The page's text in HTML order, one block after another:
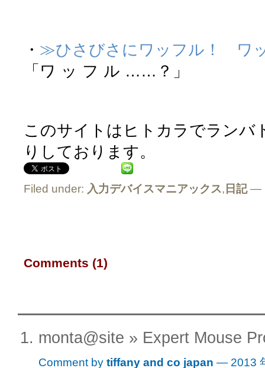
・ ≫ひさびさにワッフル！ ワ
「ワ ッ フ ル ……？」
このサイトはヒトカラでランバ
りしております。
Filed under: 入力デバイスマニアックス, 日記—
Comments (1)
monta@site » Expert Mouse
Comment by tiffany and co japan — 2013